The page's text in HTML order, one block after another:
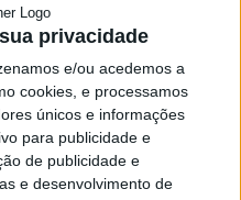
privacidade
e/ou acedemos a
cookies, e processamos
únicos e informações
para publicidade e
de publicidade e
e desenvolvimento de
com vínculo ao clube
,Musa Yahaya
Bruno, Nuno Tomás,
Cheik Niang.
emprestados, que
origem, casos de